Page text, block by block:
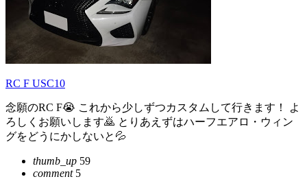
RC F USC10
念願のRC F😭 これから少しずつカスタムして行きます！ よ
ろしくお願いします🙇 とりあえずはハーフエアロ・ウィン
グをどうにかしないと💦
thumb_up 59
comment5